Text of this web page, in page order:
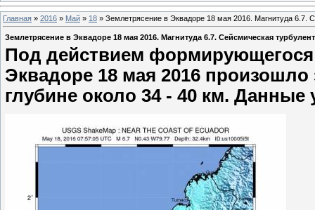
Главная » 2016 » Май » 18 » Землетрясение в Эквадоре 18 мая 2016. Магнитуда 6.7.
Землетрясение в Эквадоре 18 мая 2016. Магнитуда 6.7. Сейсмическая
Под действием
Эквадоре 18 мая 2016
глубине около 34 - 40 км. Данные